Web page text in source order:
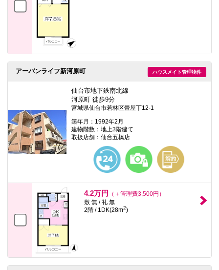
ハウスメイト管理物件
アーバンライフ新河原町
仙台市地下鉄南北線
河原町 徒歩9分
宮城県仙台市若林区畳屋丁12-1
築年月：1992年2月
建物階数：地上3階建て
取扱店舗：仙台五橋店
4.2万円
（＋管理費3,500円）
敷 無 / 礼 無
2階 / 1DK(28m2)